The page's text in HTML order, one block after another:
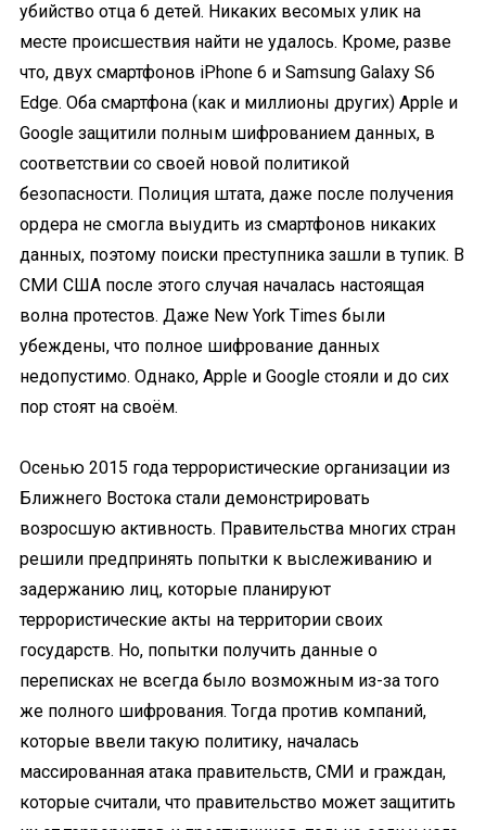
убийство отца 6 детей. Никаких весомых улик на
месте происшествия найти не удалось. Кроме, разве
что, двух смартфонов iPhone 6 и Samsung Galaxy S6
Edge. Оба смартфона (как и миллионы других) Apple и
Google защитили полным шифрованием данных, в
соответствии со своей новой политикой
безопасности. Полиция штата, даже после получения
ордера не смогла выудить из смартфонов никаких
данных, поэтому поиски преступника зашли в тупик. В
СМИ США после этого случая началась настоящая
волна протестов. Даже New York Times были
убеждены, что полное шифрование данных
недопустимо. Однако, Apple и Google стояли и до сих
пор стоят на своём.
Осенью 2015 годатеррористические организации из
Ближнего Востока стали демонстрировать
возросшую активность. Правительства многих стран
решили предпринять попытки к выслеживанию и
задержанию лиц, которые планируют
террористические акты на территории своих
государств. Но, попытки получить данные о
переписках не всегда было возможным из-за того
же полного шифрования. Тогда против компаний,
которые ввели такую политику, началась
массированная атака правительств, СМИ и граждан,
которые считали, что правительство может защитить